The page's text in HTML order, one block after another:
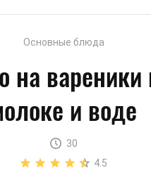
Основные блюда
на вареники
и воде
30
4.5